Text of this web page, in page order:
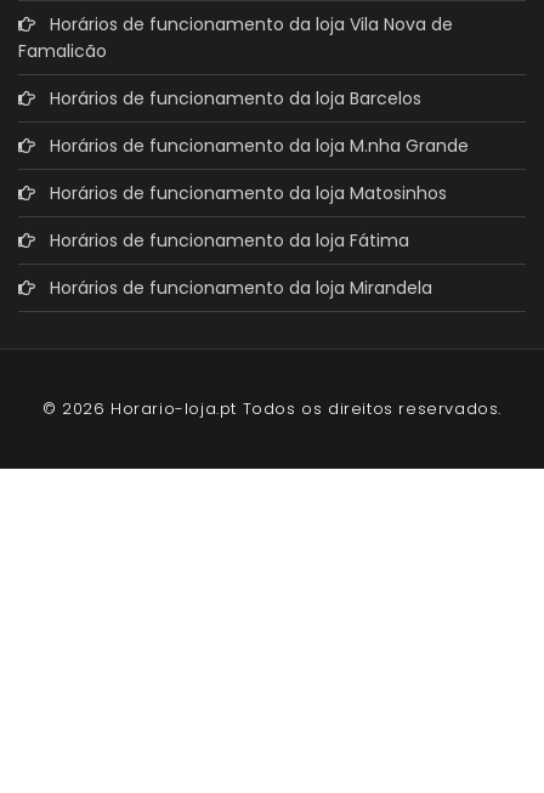
Horários de funcionamento da loja Vila Nova de
Famalicão
Horários de funcionamento da loja Barcelos
Horários de funcionamento da loja M.nha Grande
Horários de funcionamento da loja Matosinhos
Horários de funcionamento da loja Fátima
Horários de funcionamento da loja Mirandela
© 2026 Horario-loja.pt Todos os direitos reservados.